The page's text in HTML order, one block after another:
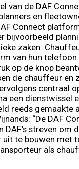
van de DAF
en
Connect
bijvoorbeeld
zaken.
van hun telefoon
op de knop
de chauffeur en
centraal
een dienstwissel
reeds gemaakte
“De DAF
DAF’s streven om
uit te bouwen met
als